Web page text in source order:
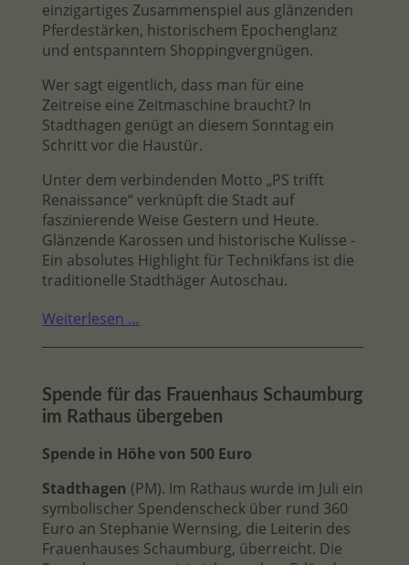
einzigartiges Zusammenspiel aus glänzenden
Pferdestärken, historischem Epochenglanz
und entspanntem Shoppingvergnügen.
Wer sagt eigentlich, dass man für eine
Zeitreise eine Zeitmaschine braucht? In
Stadthagen genügt an diesem Sonntag ein
Schritt vor die Haustür.
Unter dem verbindenden Motto „PS trifft
Renaissance“ verknüpft die Stadt auf
faszinierende Weise Gestern und Heute.
Glänzende Karossen und historische Kulisse -
Ein absolutes Highlight für Technikfans ist die
traditionelle Stadthäger Autoschau.
Weiterlesen …
Spende für das Frauenhaus Schaumburg
im Rathaus übergeben
Spende in Höhe von 500 Euro
Stadthagen (PM). Im Rathaus wurde im Juli ein
symbolischer Spendenscheck über rund 360
Euro an Stephanie Wernsing, die Leiterin des
Frauenhauses Schaumburg, überreicht. Die